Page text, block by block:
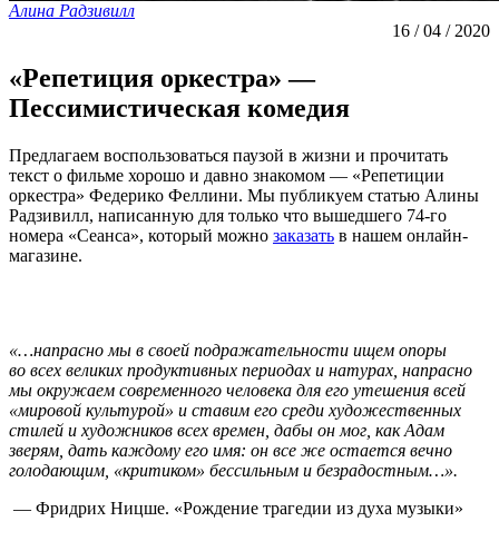
Алина Радзивилл
16 / 04 / 2020
«Репетиция оркестра» —
Пессимистическая комедия
Предлагаем воспользоваться паузой в жизни и прочитать
текст о фильме хорошо и давно знакомом — «Репетиции
оркестра» Федерико Феллини. Мы публикуем статью Алины
Радзивилл, написанную для только что вышедшего 74-го
номера «Сеанса», который можно заказать в нашем онлайн-
магазине.
«…напрасно мы в своей подражательности ищем опоры
во всех великих продуктивных периодах и натурах, напрасно
мы окружаем современного человека для его утешения всей
«мировой культурой» и ставим его среди художественных
стилей и художников всех времен, дабы он мог, как Адам
зверям, дать каждому его имя: он все же остается вечно
голодающим, «критиком» бессильным и безрадостным…».
— Фридрих Ницше. «Рождение трагедии из духа музыки»